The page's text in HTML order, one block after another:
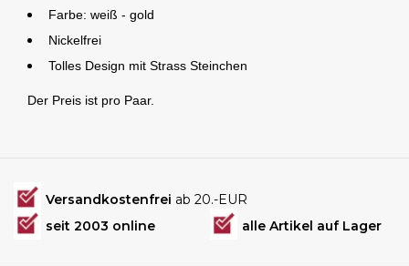
Farbe: weiß - gold
Nickelfrei
Tolles Design mit Strass Steinchen
Der Preis ist pro Paar.
Versandkostenfrei ab 20.-EUR
seit 2003 online
alle Artikel auf Lager